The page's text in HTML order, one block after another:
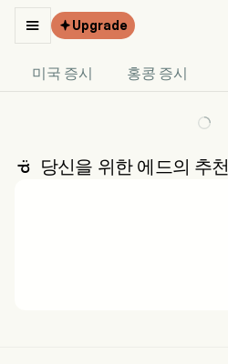
 Upgrade
미국 증시 홍콩 증시
 당신을 위한 에드의 추천